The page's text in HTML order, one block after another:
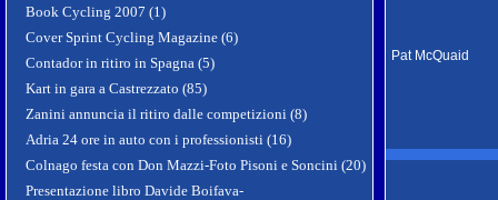
Book Cycling 2007 (1)
Cover Sprint Cycling Magazine (6)
Contador in ritiro in Spagna (5)
Kart in gara a Castrezzato (85)
Zanini annuncia il ritiro dalle competizioni (8)
Adria 24 ore in auto con i professionisti (16)
Colnago festa con Don Mazzi-Foto Pisoni e Soncini (20)
Presentazione libro Davide Boifava-
Pat McQuaid